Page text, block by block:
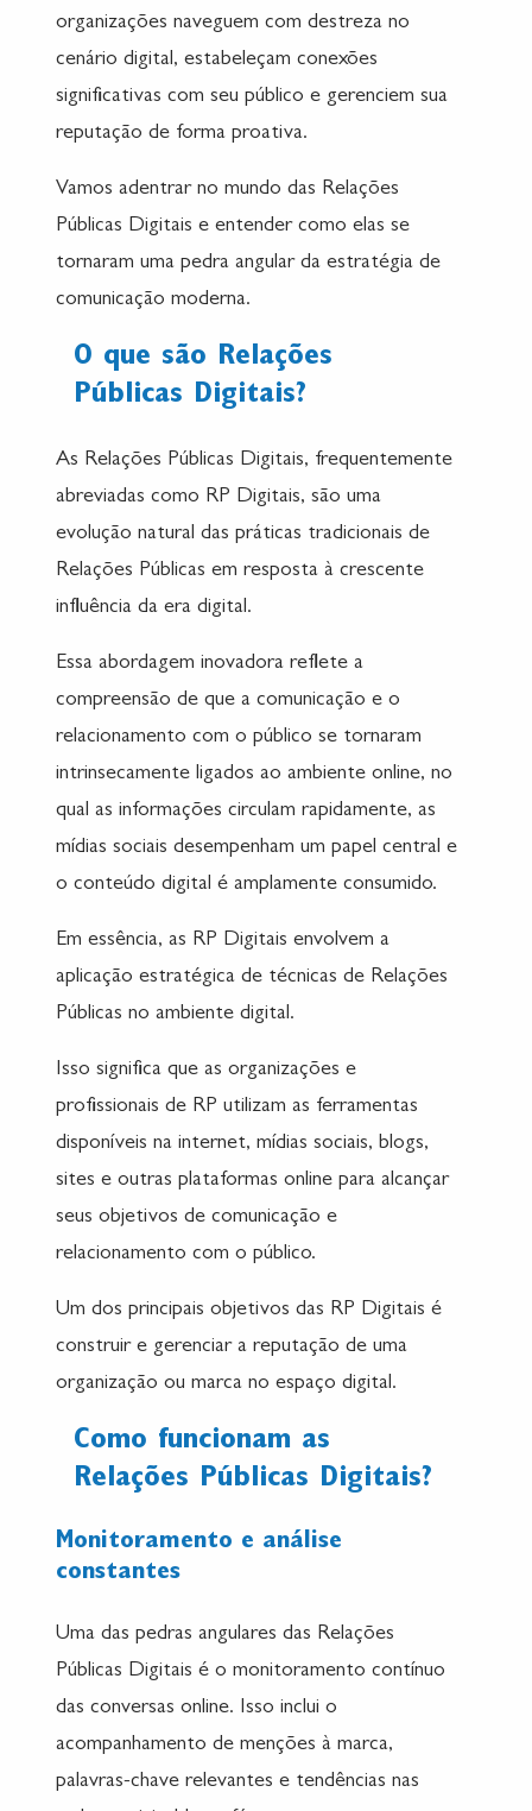
organizações naveguem com destreza no
cenário digital, estabeleçam conexões
significativas com seu público e gerenciem sua
reputação de forma proativa.
Vamos adentrar no mundo das Relações
Públicas Digitais e entender como elas se
tornaram uma pedra angular da estratégia de
comunicação moderna.
O que são Relações
Públicas Digitais?
As Relações Públicas Digitais, frequentemente
abreviadas como RP Digitais, são uma
evolução natural das práticas tradicionais de
Relações Públicas em resposta à crescente
influência da era digital.
Essa abordagem inovadora reflete a
compreensão de que a comunicação e o
relacionamento com o público se tornaram
intrinsecamente ligados ao ambiente online, no
qual as informações circulam rapidamente, as
mídias sociais desempenham um papel central e
o conteúdo digital é amplamente consumido.
Em essência, as RP Digitais envolvem a
aplicação estratégica de técnicas de Relações
Públicas no ambiente digital.
Isso significa que as organizações e
profissionais de RP utilizam as ferramentas
disponíveis na internet, mídias sociais, blogs,
sites e outras plataformas online para alcançar
seus objetivos de comunicação e
relacionamento com o público.
Um dos principais objetivos das RP Digitais é
construir e gerenciar a reputação de uma
organização ou marca no espaço digital.
Como funcionam as
Relações Públicas Digitais?
Monitoramento e análise
constantes
Uma das pedras angulares das Relações
Públicas Digitais é o monitoramento contínuo
das conversas online. Isso inclui o
acompanhamento de menções à marca,
palavras-chave relevantes e tendências nas